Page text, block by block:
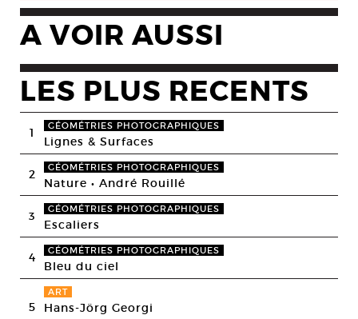
A VOIR AUSSI
LES PLUS RECENTS
1 GÉOMÉTRIES PHOTOGRAPHIQUES
Lignes & Surfaces
2 GÉOMÉTRIES PHOTOGRAPHIQUES
Nature • André Rouillé
3 GÉOMÉTRIES PHOTOGRAPHIQUES
Escaliers
4 GÉOMÉTRIES PHOTOGRAPHIQUES
Bleu du ciel
5
ART
Hans-Jörg Georgi